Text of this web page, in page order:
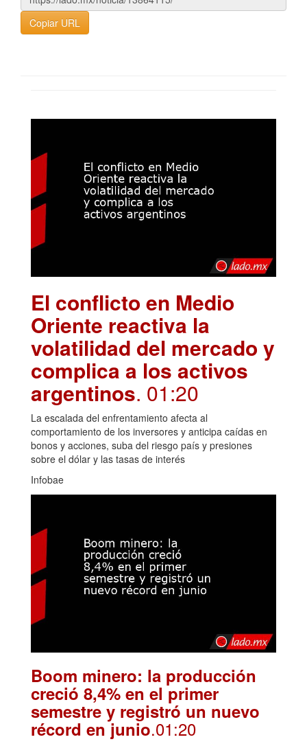
Copiar URL
El conflicto en Medio
Oriente reactiva la
volatilidad del mercado y
complica a los activos
argentinos. 01:20
La escalada del enfrentamiento afecta al
comportamiento de los inversores y anticipa caídas en
bonos y acciones, suba del riesgo país y presiones
sobre el dólar y las tasas de interés
Infobae
Boom minero: la producción
creció 8,4% en el primer
semestre y registró un nuevo
récord en junio.01:20